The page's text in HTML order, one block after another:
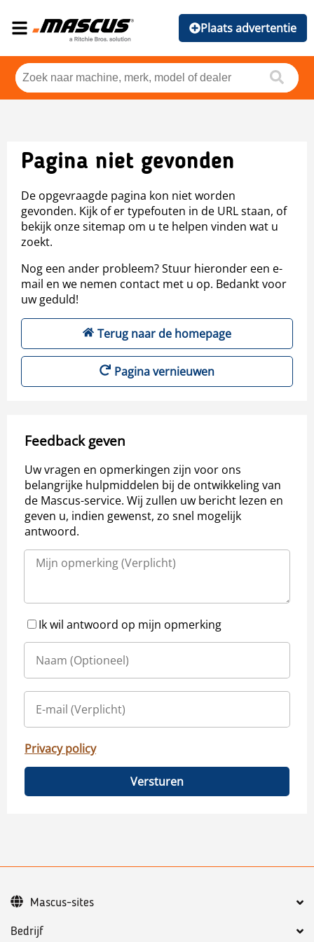
Plaats advertentie
Pagina niet gevonden
De opgevraagde pagina kon niet worden
gevonden. Kijk of er typefouten in de URL staan, of
bekijk onze sitemap om u te helpen vinden wat u
zoekt.
Nog een ander probleem? Stuur hieronder een e-
mail en we nemen contact met u op. Bedankt voor
uw geduld!
Terug naar de homepage
Pagina vernieuwen
Feedback geven
Uw vragen en opmerkingen zijn voor ons
belangrijke hulpmiddelen bij de ontwikkeling van
de Mascus-service. Wij zullen uw bericht lezen en
geven u, indien gewenst, zo snel mogelijk
antwoord.
Ik wil antwoord op mijn opmerking
Privacy policy
Versturen
Bedrijf
Mascus-sites